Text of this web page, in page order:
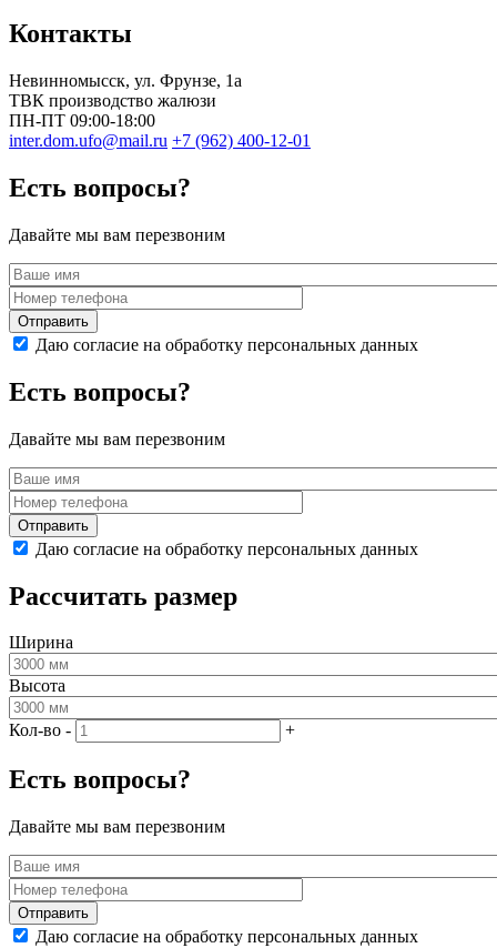
Контакты
Невинномысск, ул. Фрунзе, 1а
ТВК производство жалюзи
ПН-ПТ 09:00-18:00
inter.dom.ufo@mail.ru +7 (962) 400-12-01
Есть вопросы?
Давайте мы вам перезвоним
Даю согласие на обработку персональных данных
Есть вопросы?
Давайте мы вам перезвоним
Даю согласие на обработку персональных данных
Рассчитать размер
Ширина
Высота
Кол-во - +
Есть вопросы?
Давайте мы вам перезвоним
Даю согласие на обработку персональных данных